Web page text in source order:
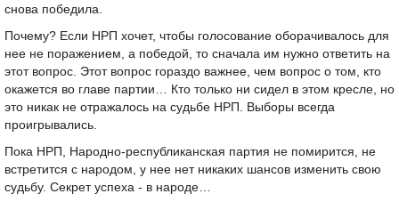
снова победила.
Почему? Если НРП хочет, чтобы голосование оборачивалось для
нее не поражением, а победой, то сначала им нужно ответить на
этот вопрос. Этот вопрос гораздо важнее, чем вопрос о том, кто
окажется во главе партии… Кто только ни сидел в этом кресле, но
это никак не отражалось на судьбе НРП. Выборы всегда
проигрывались.
Пока НРП, Народно-республиканская партия не помирится, не
встретится с народом, у нее нет никаких шансов изменить свою
судьбу. Секрет успеха - в народе…